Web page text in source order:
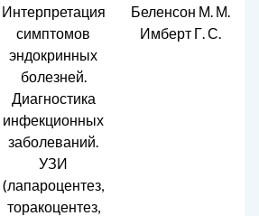
Интерпретация
симптомов
эндокринных
болезней.
Диагностика
инфекционных
заболеваний.
УЗИ
(лапароцентез,
торакоцентез,
Беленсон М. М.
Имберт Г. С.